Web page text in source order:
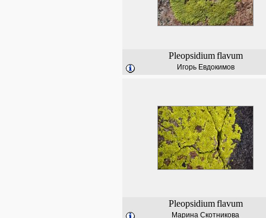
Pleopsidium flavum
Игорь Евдокимов
Pleopsidium flavum
Марина Скотникова